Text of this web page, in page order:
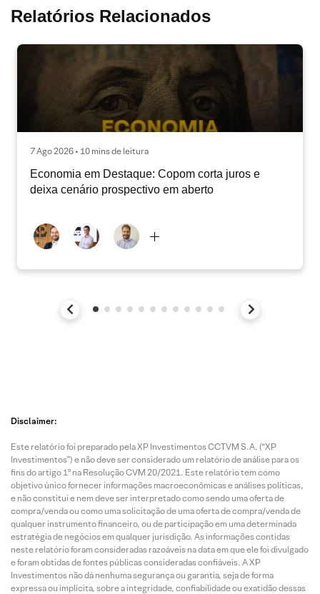
Relatórios Relacionados
7 Ago 2026 • 10 mins de leitura
Economia em Destaque: Copom corta juros e
deixa cenário prospectivo em aberto
Disclaimer:
Este relatório foi preparado pela XP Investimentos CCTVM S.A. (“XP
Investimentos”) e não deve ser considerado um relatório de análise para os
fins do artigo 1º na Resolução CVM 20/2021. Este relatório tem como
objetivo único fornecer informações macroeconômicas e análises políticas,
e não constitui e nem deve ser interpretado como sendo uma oferta de
compra/venda ou como uma solicitação de uma oferta de compra/venda de
qualquer instrumento financeiro, ou de participação em uma determinada
estratégia de negócios em qualquer jurisdição. As informações contidas
neste relatório foram consideradas razoáveis na data em que ele foi divulgado
e foram obtidas de fontes públicas consideradas confiáveis. A XP
Investimentos não dá nenhuma segurança ou garantia, seja de forma
expressa ou implícita, sobre a integridade, confiabilidade ou exatidão dessas